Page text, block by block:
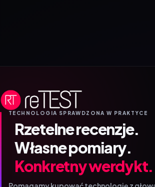
TECHNOLOGIA SPRAWDZONA W PRAKTYCE
Rzetelne recenzje.
Własne pomiary.
Konkretny werdykt.